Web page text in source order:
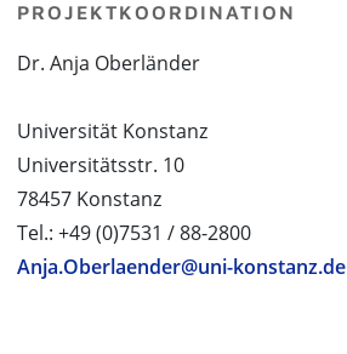
PROJEKTKOORDINATION
Dr. Anja Oberländer
Universität Konstanz
Universitätsstr. 10
78457 Konstanz
Tel.: +49 (0)7531 / 88-2800
Anja.Oberlaender@uni-konstanz.de